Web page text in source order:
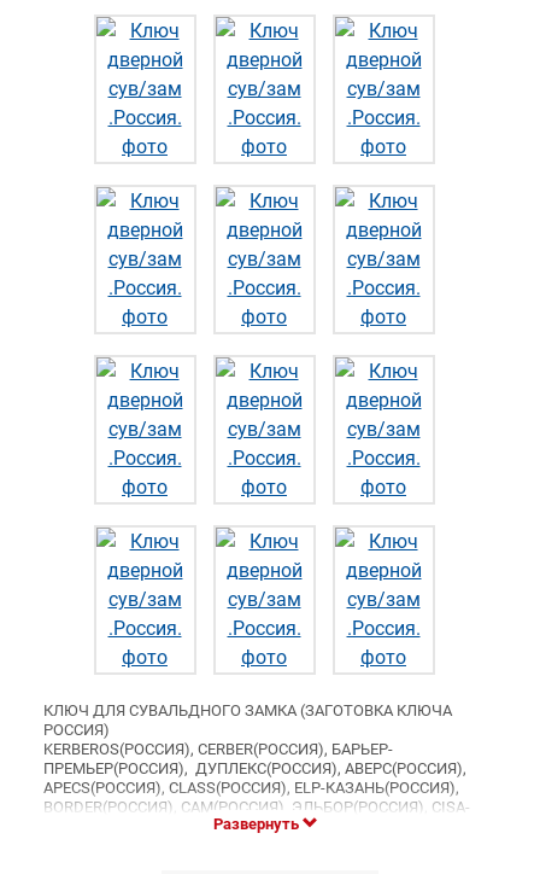
КЛЮЧ ДЛЯ СУВАЛЬДНОГО ЗАМКА (ЗАГОТОВКА КЛЮЧА
РОССИЯ)
KERBEROS(РОССИЯ), CERBER(РОССИЯ), БАРЬЕР-
ПРЕМЬЕР(РОССИЯ), ДУПЛЕКС(РОССИЯ), АВЕРС(РОССИЯ),
APECS(РОССИЯ), CLASS(РОССИЯ), ELP-КАЗАНЬ(РОССИЯ),
BORDER(РОССИЯ), САМ(РОССИЯ), ЭЛЬБОР(РОССИЯ), CISA-
ЭЛЬБОР(РОССИЯ), ЕРЕВАН(РОССИЯ), ГАРДИАН(РОССИЯ),
Развернуть